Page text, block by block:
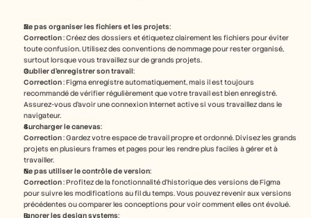
Ne pas organiser les fichiers et les projets:
Correction : Créez des dossiers et étiquetez clairement les fichiers pour éviter
toute confusion. Utilisez des conventions de nommage pour rester organisé,
surtout lorsque vous travaillez sur de grands projets.
Oublier d'enregistrer son travail:
Correction : Figma enregistre automatiquement, mais il est toujours
recommandé de vérifier régulièrement que votre travail est bien enregistré.
Assurez-vous d'avoir une connexion Internet active si vous travaillez dans le
navigateur.
Surcharger le canevas:
Correction : Gardez votre espace de travail propre et ordonné. Divisez les grands
projets en plusieurs frames et pages pour les rendre plus faciles à gérer et à
travailler.
Ne pas utiliser le contrôle de version:
Correction : Profitez de la fonctionnalité d'historique des versions de Figma
pour suivre les modifications au fil du temps. Vous pouvez revenir aux versions
précédentes ou comparer les conceptions pour voir comment elles ont évolué.
Ignorer les design systems: